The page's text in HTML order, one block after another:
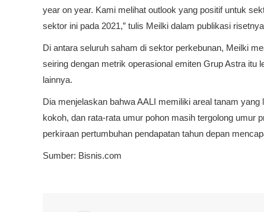
year on year. Kami melihat outlook yang positif untuk
sektor ini pada 2021,” tulis Meilki dalam publikasi
Di antara seluruh saham di sektor perkebunan, Meilki
seiring dengan metrik operasional emiten Grup Astra itu
lainnya.
Dia menjelaskan bahwa AALI memiliki areal tanam
kokoh, dan rata-rata umur pohon masih tergolong umur
perkiraan pertumbuhan pendapatan tahun depan
Sumber: Bisnis.com